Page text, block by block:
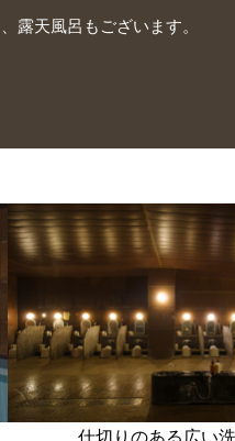
露天風呂もございます。